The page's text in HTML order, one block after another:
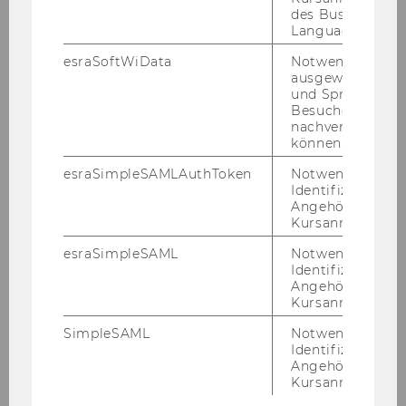
des Business
Language
esraSoftWiData
Notwendig um
ausgewählte
und
Besuchers
nachverfolgen
können.
esraSimpleSAMLAuthToken
Notwendig zur
Identifizierung
Angehörige/r für
Kursanmeldung.
esraSimpleSAML
Notwendig zur
Identifizierung
Angehörige/r für
Kursanmeldung.
SimpleSAML
Notwendig zur
Identifizierung
Angehörige/r für
Kursanmeldung.